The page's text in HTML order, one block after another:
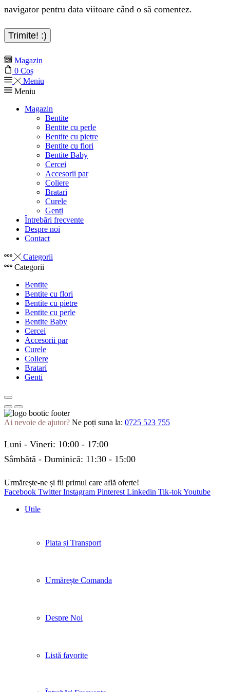
navigator pentru data viitoare când o să comentez.
Magazin
0 Coș
Meniu
Meniu
Magazin
Bentite
Bentite cu perle
Bentite cu pietre
Bentite cu flori
Bentite Baby
Cercei
Accesorii par
Coliere
Bratari
Curele
Genti
Întrebări frecvente
Despre noi
Contact
Categorii
Categorii
Bentite
Bentite cu flori
Bentite cu pietre
Bentite cu perle
Bentite Baby
Cercei
Accesorii par
Curele
Coliere
Bratari
Genti
Ai nevoie de ajutor? Ne poți suna la: 0725 523 755
Luni - Vineri: 10:00 - 17:00
Sâmbătă - Duminică: 11:30 - 15:00
Urmărește-ne și fii primul care află oferte!
Facebook Twitter Instagram Pinterest Linkedin Tik-tokYoutube
Utile
Plata și Transport
Urmărește Comanda
Despre Noi
Listă favorite